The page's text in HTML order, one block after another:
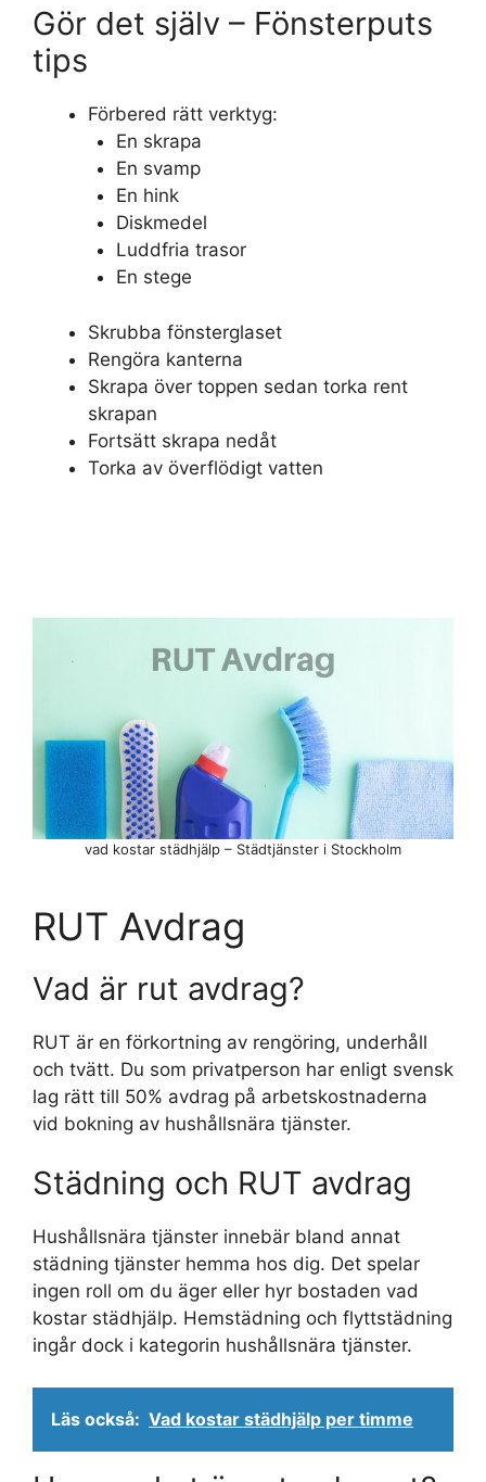
Gör det själv – Fönsterputs
tips
Förbered rätt verktyg:
En skrapa
En svamp
En hink
Diskmedel
Luddfria trasor
En stege
Skrubba fönsterglaset
Rengöra kanterna
Skrapa över toppen sedan torka rent
skrapan
Fortsätt skrapa nedåt
Torka av överflödigt vatten
RUT Avdrag
Vad är rut avdrag?
RUT är en förkortning av rengöring, underhåll
och tvätt. Du som privatperson har enligt svensk
lag rätt till 50% avdrag på arbetskostnaderna
vid bokning av hushållsnära tjänster.
Städning och RUT avdrag
Hushållsnära tjänster innebär bland annat
städning tjänster hemma hos dig. Det spelar
ingen roll om du äger eller hyr bostaden vad
kostar städhjälp. Hemstädning och flyttstädning
ingår dock i kategorin hushållsnära tjänster.
Läs också: Vad kostar städhjälp per timme
vad kostar städhjälp – Städtjänster i Stockholm